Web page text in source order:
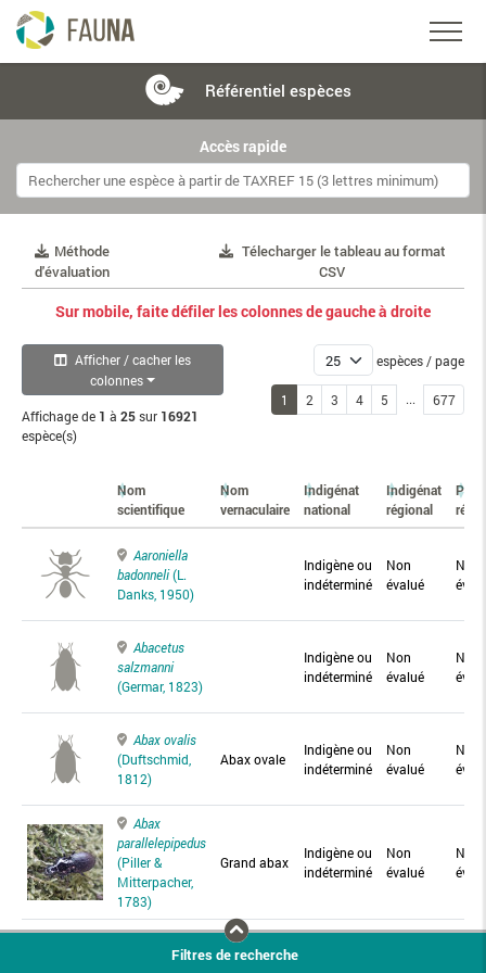
Référentiel espèces
Accès rapide
Méthode
d'évaluation
Télecharger le tableau au format
CSV
Sur mobile, faite défiler les colonnes de gauche à droite
Afficher / cacher les
colonnes
Affichage de 1 à 25sur 16921
espèce(s)
espèces / page
1 2 3 4 5 ... 677
Nom
scientifique
Nom
vernaculaire
Indigénat
national
Indigénat
régional
Aaroniella
badonneli(L.
Danks, 1950)
Indigène ou
indéterminé
Non
évalué
Non
Abacetus
salzmanni
(Germar, 1823)
Indigène ou
indéterminé
Non
évalué
Non
Abax ovalis
(Duftschmid,
1812)
Abax ovale
Indigène ou
indéterminé
Non
évalué
Non
Abax
parallelepipedus
(Piller &
Mitterpacher,
1783)
Grand abax
Indigène ou
indéterminé
Non
évalué
Non
Abax
Abax
Filtres de recherche